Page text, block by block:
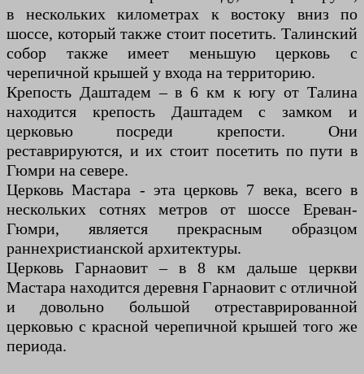
в нескольких километрах к востоку вниз по
шоссе, который также стоит посетить. Талинский
собор также имеет меньшую церковь с
черепичной крышей у входа на территорию.
Крепость Даштадем – в 6 км к югу от Талина
находится крепость Даштадем с замком и
церковью посреди крепости. Они
реставрируются, и их стоит посетить по пути в
Гюмри на севере.
Церковь Мастара - эта церковь 7 века, всего в
нескольких сотнях метров от шоссе Ереван-
Гюмри, является прекрасным образцом
раннехристианской архитектуры.
Церковь Гарнаовит – в 8 км дальше церкви
Мастара находится деревня Гарнаовит с отличной
и довольно большой отреставрированной
церковью с красной черепичной крышей того же
периода.